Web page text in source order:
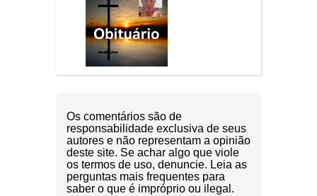
Os comentários são de
responsabilidade exclusiva de seus
autores e não representam a opinião
deste site. Se achar algo que viole
os termos de uso, denuncie. Leia as
perguntas mais frequentes para
saber o que é impróprio ou ilegal.